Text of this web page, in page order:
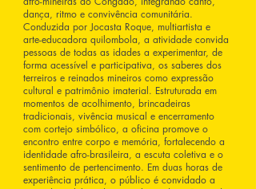
dança, ritmo e convivência comunitária.
Conduzida por Jocasta Roque, multiartista e
arte-educadora quilombola, a atividade convida
pessoas de todas as idades a experimentar, de
forma acessível e participativa, os saberes dos
terreiros e reinados mineiros como expressão
cultural e patrimônio imaterial. Estruturada em
momentos de acolhimento, brincadeiras
tradicionais, vivência musical e encerramento
com cortejo simbólico, a oficina promove o
encontro entre corpo e memória, fortalecendo a
identidade afro-brasileira, a escuta coletiva e o
sentimento de pertencimento. Em duas horas de
experiência prática, o público é convidado a